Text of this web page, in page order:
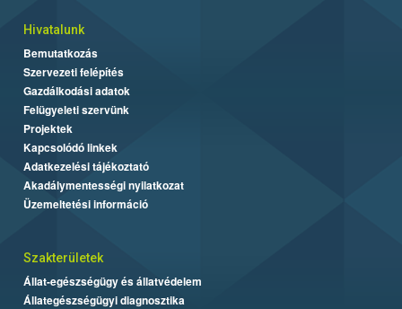
Hivatalunk
Bemutatkozás
Szervezeti felépítés
Gazdálkodási adatok
Felügyeleti szervünk
Projektek
Kapcsolódó linkek
Adatkezelési tájékoztató
Akadálymentességi nyilatkozat
Üzemeltetési információ
Szakterületek
Állat-egészségügy és állatvédelem
Állategészségügyi diagnosztika